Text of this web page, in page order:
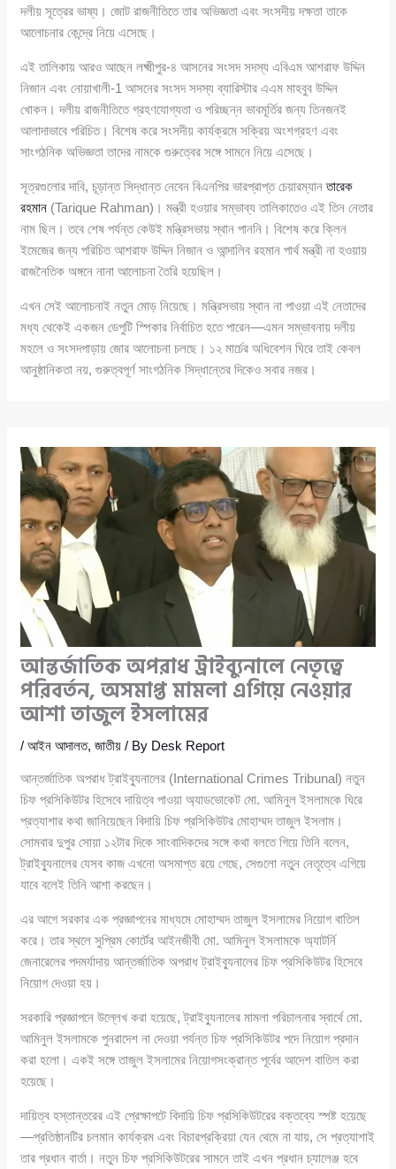
দলীয় সূত্রের ভাষ্য। জোট রাজনীতিতে তার অভিজ্ঞতা এবং সংসদীয় দক্ষতা তাকে
আলোচনার কেন্দ্রে নিয়ে এসেছে।
এই তালিকায় আরও আছেন লক্ষ্মীপুর-৪ আসনের সংসদ সদস্য এবিএম আশরাফ উদ্দিন
নিজান এবং নোয়াখালী-1 আসনের সংসদ সদস্য ব্যারিস্টার এএম মাহবুব উদ্দিন
খোকন। দলীয় রাজনীতিতে গ্রহণযোগ্যতা ও পরিচ্ছন্ন ভাবমূর্তির জন্য তিনজনই
আলাদাভাবে পরিচিত। বিশেষ করে সংসদীয় কার্যক্রমে সক্রিয় অংশগ্রহণ এবং
সাংগঠনিক অভিজ্ঞতা তাদের নামকে গুরুত্বের সঙ্গে সামনে নিয়ে এসেছে।
সূত্রগুলোর দাবি, চূড়ান্ত সিদ্ধান্ত নেবেন বিএনপির ভারপ্রাপ্ত চেয়ারম্যানতারেক
রহমান (Tarique Rahman)। মন্ত্রী হওয়ার সম্ভাব্য তালিকাতেও এই তিন নেতার
নাম ছিল। তবে শেষ পর্যন্ত কেউই মন্ত্রিসভায় স্থান পাননি। বিশেষ করে ক্লিন
ইমেজের জন্য পরিচিত আশরাফ উদ্দিন নিজান ও আন্দালিব রহমান পার্থ মন্ত্রী না হওয়ায়
রাজনৈতিক অঙ্গনে নানা আলোচনা তৈরি হয়েছিল।
এখন সেই আলোচনাই নতুন মোড় নিয়েছে। মন্ত্রিসভায় স্থান না পাওয়া এই নেতাদের
মধ্য থেকেই একজন ডেপুটি স্পিকার নির্বাচিত হতে পারেন—এমন সম্ভাবনায় দলীয়
মহলে ও সংসদপাড়ায় জোর আলোচনা চলছে। ১২ মার্চের অধিবেশন ঘিরে তাই কেবল
আনুষ্ঠানিকতা নয়, গুরুত্বপূর্ণ সাংগঠনিক সিদ্ধান্তের দিকেও সবার নজর।
আন্তর্জাতিক অপরাধ ট্রাইব্যুনালে নেতৃত্বে
পরিবর্তন, অসমাপ্ত মামলা এগিয়ে নেওয়ার
আশা তাজুল ইসলামের
/আইন আদালত,জাতীয় / By Desk Report
আন্তর্জাতিক অপরাধ ট্রাইব্যুনালের (International Crimes Tribunal) নতুন
চিফ প্রসিকিউটর হিসেবে দায়িত্ব পাওয়া অ্যাডভোকেট মো. আমিনুল ইসলামকে ঘিরে
প্রত্যাশার কথা জানিয়েছেন বিদায়ি চিফ প্রসিকিউটর মোহাম্মদ তাজুল ইসলাম।
সোমবার দুপুর সোয়া ১২টার দিকে সাংবাদিকদের সঙ্গে কথা বলতে গিয়ে তিনি বলেন,
ট্রাইব্যুনালের যেসব কাজ এখনো অসমাপ্ত রয়ে গেছে, সেগুলো নতুন নেতৃত্বে এগিয়ে
যাবে বলেই তিনি আশা করছেন।
এর আগে সরকার এক প্রজ্ঞাপনের মাধ্যমে মোহাম্মদ তাজুল ইসলামের নিয়োগ বাতিল
করে। তার স্থলে সুপ্রিম কোর্টের আইনজীবী মো. আমিনুল ইসলামকে অ্যাটর্নি
জেনারেলের পদমর্যাদায় আন্তর্জাতিক অপরাধ ট্রাইব্যুনালের চিফ প্রসিকিউটর হিসেবে
নিয়োগ দেওয়া হয়।
সরকারি প্রজ্ঞাপনে উল্লেখ করা হয়েছে, ট্রাইব্যুনালের মামলা পরিচালনার স্বার্থে মো.
আমিনুল ইসলামকে পুনরাদেশ না দেওয়া পর্যন্ত চিফ প্রসিকিউটর পদে নিয়োগ প্রদান
করা হলো। একই সঙ্গে তাজুল ইসলামের নিয়োগসংক্রান্ত পূর্বের আদেশ বাতিল করা
হয়েছে।
দায়িত্ব হস্তান্তরের এই প্রেক্ষাপটে বিদায়ি চিফ প্রসিকিউটরের বক্তব্যে স্পষ্ট হয়েছে
—প্রতিষ্ঠানটির চলমান কার্যক্রম এবং বিচারপ্রক্রিয়া যেন থেমে না যায়, সে প্রত্যাশাই
তার প্রধান বার্তা। নতুন চিফ প্রসিকিউটরের সামনে তাই এখন প্রধান চ্যালেঞ্জ হবে